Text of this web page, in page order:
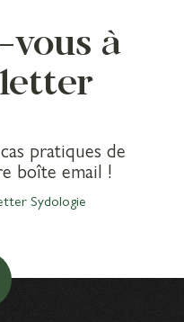
à
pratiques de
boîte email !
Sydologie